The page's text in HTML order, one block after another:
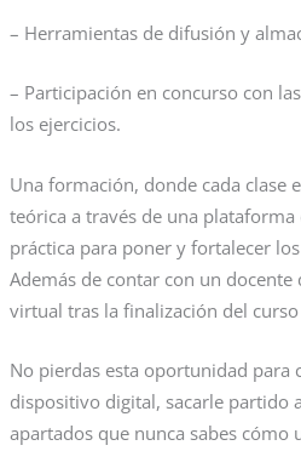
– Herramientas de difusión y
– Participación en concurso con
los ejercicios.
Una formación, donde cada clase
teórica a través de una
práctica para poner y fortalecer
Además de contar con un
virtual tras la finalización del
No pierdas esta oportunidad para
dispositivo digital, sacarle partido
apartados que nunca sabes cómo